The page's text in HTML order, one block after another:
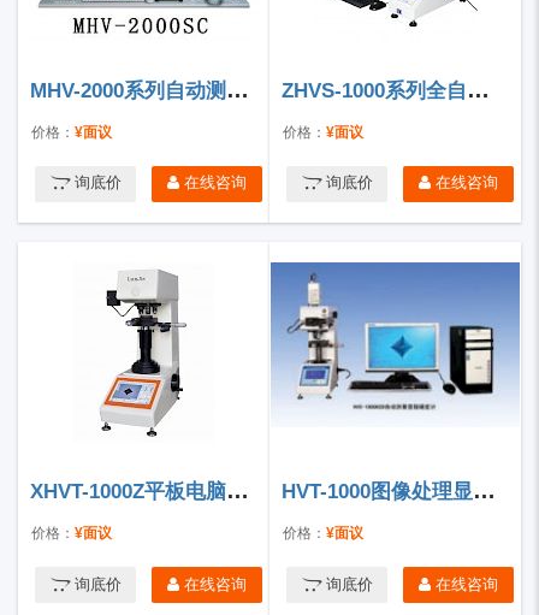
MHV-2000系列自动测量显微硬度计
价格： ¥面议
询底价 在线咨询
ZHVS-1000系列全自动显微硬度计
价格： ¥面议
询底价 在线咨询
XHVT-1000Z平板电脑控制显微硬度计
价格： ¥面议
询底价 在线咨询
HVT-1000图像处理显微硬度计
价格： ¥面议
询底价 在线咨询